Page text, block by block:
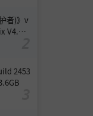
者)》v
V4.联
2453